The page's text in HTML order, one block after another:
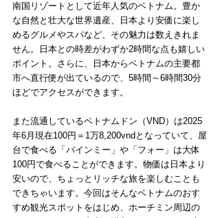
南国リゾートとして近年人気のベトナム。豊か
な自然と壮大な世界遺産、日本より安価に楽し
めるグルメやスパなど、その魅力は数えきれま
せん。日本との時差がわずか2時間な点も嬉しい
ポイント。さらに、日本からベトナムの主要都
市へ直行便が出ているので、5時間～6時間30分
ほどでアクセスができます。
また流通しているベトナムドン（VND）は2025
年6月現在100円＝1万8,200vndとなっていて、屋
台で食べる「バインミー」や「フォー」は大体
100円で食べることができます。物価は日本より
安いので、ちょっとリッチな旅を楽しむことも
できちゃいます。今回はそんなベトナムのおす
すめ観光スポットをはじめ、ホーチミン周辺の